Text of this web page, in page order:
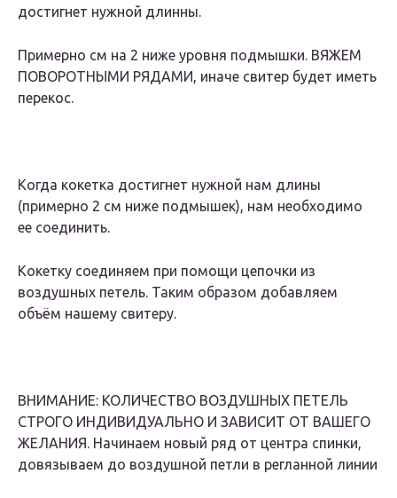
достигнет нужной длинны.
Примерно см на 2 ниже уровня подмышки. ВЯЖЕМ
ПОВОРОТНЫМИ РЯДАМИ, иначе свитер будет иметь
перекос.
Когда кокетка достигнет нужной нам длины
(примерно 2 см ниже подмышек), нам необходимо
ее соединить.
Кокетку соединяем при помощи цепочки из
воздушных петель. Таким образом добавляем
объём нашему свитеру.
ВНИМАНИЕ: КОЛИЧЕСТВО ВОЗДУШНЫХ ПЕТЕЛЬ
СТРОГО ИНДИВИДУАЛЬНО И ЗАВИСИТ ОТ ВАШЕГО
ЖЕЛАНИЯ. Начинаем новый ряд от центра спинки,
довязываем до воздушной петли в регланной линии